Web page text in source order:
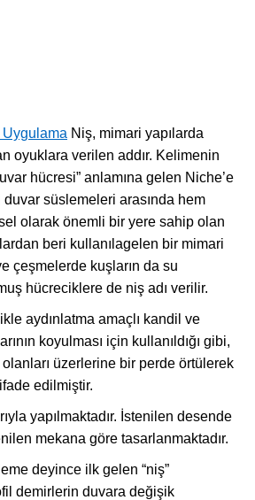
Uygulama Niş, mimari yapılarda
oyuklara verilen addır. Kelimenin
hücresi” anlamına gelen Niche’e
duvar süslemeleri arasında hem
olarak önemli bir yere sahip olan
beri kullanılagelen bir mimari
çeşmelerde kuşların da su
hücreciklere de niş adı verilir.
aydınlatma amaçlı kandil ve
koyulması için kullanıldığı gibi,
üzerlerine bir perde örtülerek
edilmiştir.
yapılmaktadır. İstenilen desende
mekana göre tasarlanmaktadır.
deyince ilk gelen “niş”
demirlerin duvara değişik